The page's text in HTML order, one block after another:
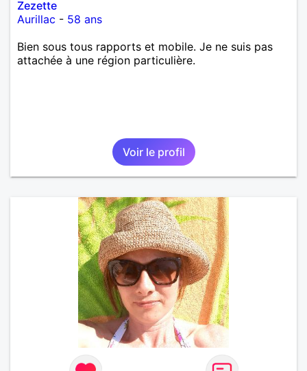
Zezette
Aurillac - 58 ans
Bien sous tous rapports et mobile. Je ne suis pas
attachée à une région particulière.
Voir le profil